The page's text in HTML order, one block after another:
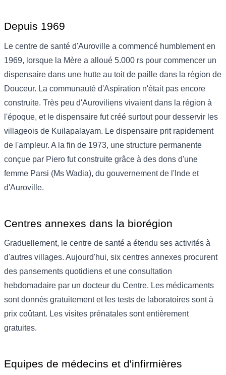
Depuis 1969
Le centre de santé d'Auroville a commencé humblement en
1969, lorsque la Mère a alloué 5.000 rs pour commencer un
dispensaire dans une hutte au toit de paille dans la région de
Douceur. La communauté d'Aspiration n'était pas encore
construite. Très peu d'Auroviliens vivaient dans la région à
l'époque, et le dispensaire fut créé surtout pour desservir les
villageois de Kuilapalayam. Le dispensaire prit rapidement
de l'ampleur. A la fin de 1973, une structure permanente
conçue par Piero fut construite grâce à des dons d'une
femme Parsi (Ms Wadia), du gouvernement de l'Inde et
d'Auroville.
Centres annexes dans la biorégion
Graduellement, le centre de santé a étendu ses activités à
d'autres villages. Aujourd'hui, six centres annexes procurent
des pansements quotidiens et une consultation
hebdomadaire par un docteur du Centre. Les médicaments
sont donnés gratuitement et les tests de laboratoires sont à
prix coûtant. Les visites prénatales sont entièrement
gratuites.
Equipes de médecins et d'infirmières